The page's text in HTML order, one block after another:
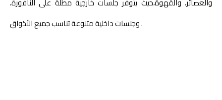
وجلسات داخلية متنوعة تناسب جميع الأذواق .